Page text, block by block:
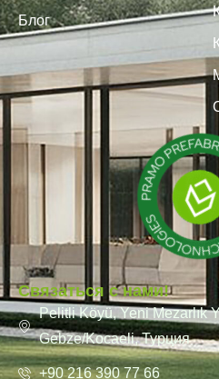
Блог
Связаться с нами!
Pelitli Köyü, Yeni Mezarlık
Gebze/Kocaeli, Турция
+90 216 390 77 66